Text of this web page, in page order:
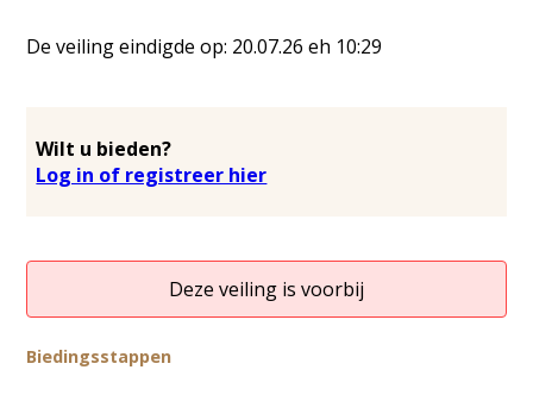
De veiling eindigde op: 20.07.26 eh 10:29
Wilt u bieden?
Log in of registreer hier
Deze veiling is voorbij
Biedingsstappen